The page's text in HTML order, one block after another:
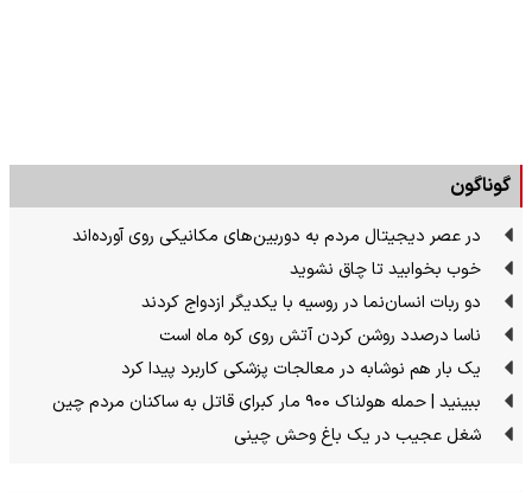
گوناگون
در عصر دیجیتال مردم به دوربین‌های مکانیکی روی آورده‌اند
خوب بخوابید تا چاق نشوید
دو ربات انسان‌نما در روسیه با یکدیگر ازدواج کردند
ناسا درصدد روشن کردن آتش روی کره ماه است
یک بار هم نوشابه در معالجات پزشکی کاربرد پیدا کرد
ببینید | حمله هولناک ۹۰۰ مار کبرای قاتل به ساکنان مردم چین
شغل عجیب در یک باغ وحش چینی